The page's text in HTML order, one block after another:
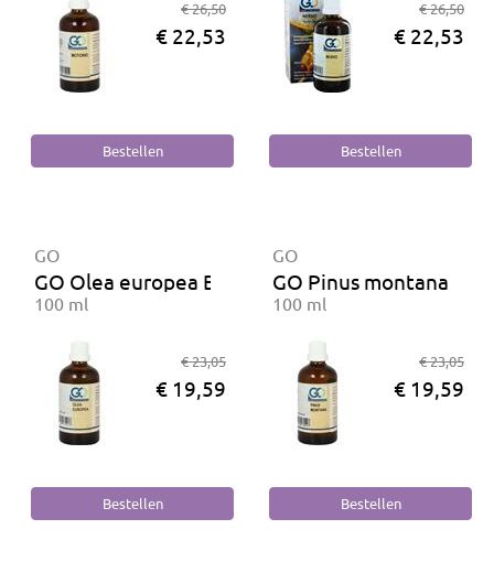
€ 26,50
€ 22,53
€ 26,50
€ 22,53
GO
GO Olea europea BIO
100 ml
€ 23,05
€ 19,59
GO
GO Pinus montana BIO
100 ml
€ 23,05
€ 19,59